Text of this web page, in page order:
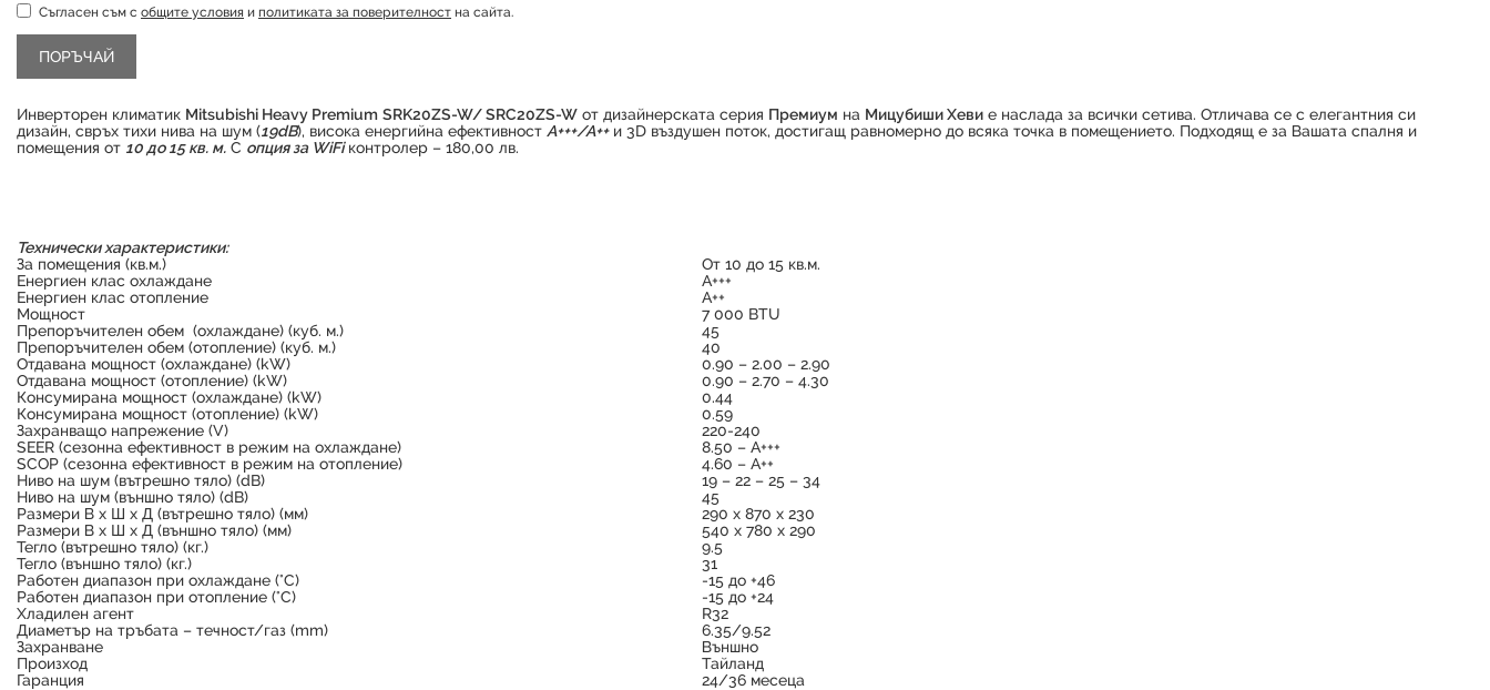
Съгласен съм с общите условия и политиката за поверителност на сайта.
Инверторен климатик Mitsubishi Heavy Premium SRK20ZS-W/ SRC20ZS-W от дизайнерската серия Премиум на Мицубиши Хеви е наслада за всички сетива. Отличава се с елегантния си
дизайн, свръх тихи нива на шум (19dB), висока енергийна ефективност А+++/А++и 3D въздушен поток, достигащ равномерно до всяка точка в помещението. Подходящ е за Вашата спалня и
помещения от 10 до 15 кв. м. С опция за WiFiконтролер – 180,00 лв.
Технически характеристики:
За помещения (кв.м.)
От 10 до 15 кв.м.
Енергиен клас охлаждане
А+++
Енергиен клас отопление
А++
Мощност
7 000 BTU
Препоръчителен обем (охлаждане) (куб. м.)
45
Препоръчителен обем (отопление) (куб. м.)
40
Отдавана мощност (охлаждане) (kW)
0.90 – 2.00 – 2.90
Отдавана мощност (отопление) (kW)
0.90 – 2.70 – 4.30
Консумирана мощност (охлаждане) (kW)
0.44
Консумирана мощност (отопление) (kW)
0.59
Захранващо напрежение (V)
220-240
SEER (сезонна ефективност в режим на охлаждане)
8.50 – А+++
SCOP (сезонна ефективност в режим на отопление)
4.60 – А++
Ниво на шум (вътрешно тяло) (dB)
19 – 22 – 25 – 34
Ниво на шум (външно тяло) (dB)
45
Размери В х Ш х Д (вътрешно тяло) (мм)
290 х 870 х 230
Размери В х Ш х Д (външно тяло) (мм)
540 х 780 х 290
Тегло (вътрешно тяло) (кг.)
9.5
Тегло (външно тяло) (кг.)
31
Работен диапазон при охлаждане (°C)
-15 до +46
Работен диапазон при отопление (°C)
-15 до +24
Хладилен агент
R32
Диаметър на тръбата – течност/газ (mm)
6.35/9.52
Захранване
Външно
Произход
Тайланд
Гаранция
24/36 месеца